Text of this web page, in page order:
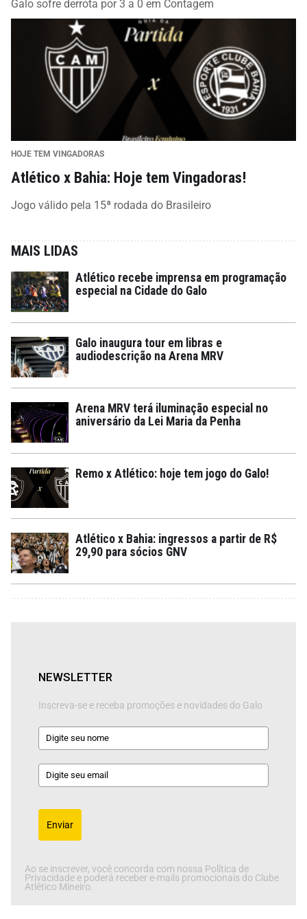
Galo sofre derrota por 3 a 0 em Contagem
HOJE TEM VINGADORAS
Atlético x Bahia: Hoje tem Vingadoras!
Jogo válido pela 15ª rodada do Brasileiro
MAIS LIDAS
Atlético recebe imprensa em programação
especial na Cidade do Galo
Galo inaugura tour em libras e
audiodescrição na Arena MRV
Arena MRV terá iluminação especial no
aniversário da Lei Maria da Penha
Remo x Atlético: hoje tem jogo do Galo!
Atlético x Bahia: ingressos a partir de R$
29,90 para sócios GNV
NEWSLETTER
Inscreva-se e receba promoções e novidades do Galo
Enviar
Ao se inscrever, você concorda com nossa Política de
Privacidade e poderá receber e-mails promocionais do Clube
Atlético Mineiro.